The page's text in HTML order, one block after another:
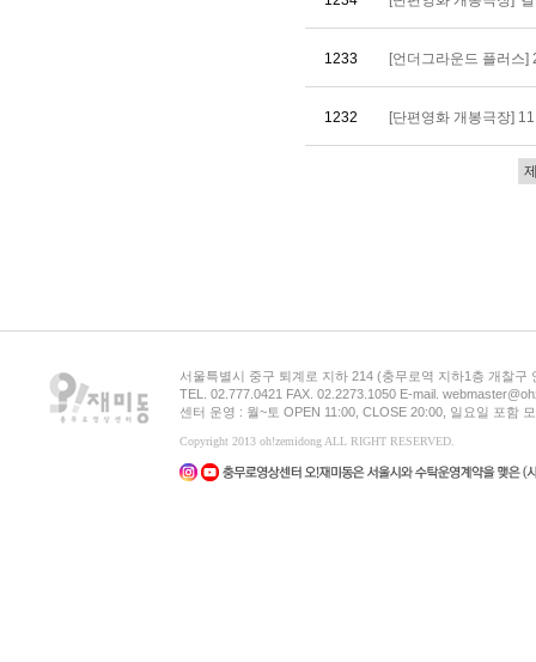
1233 [언더그라운드 플러스]
1232 [단편영화 개봉극장]
서울특별시 중구 퇴계로 지하 214 (충무로역 지하1층 개찰구
TEL. 02.777.0421 FAX. 02.2273.1050 E-mail.
센터 운영 : 월~토 OPEN 11:00, CLOSE 20:00, 일요일 포함
Copyright 2013 oh!zemidong ALL RIGHT RESERVED.